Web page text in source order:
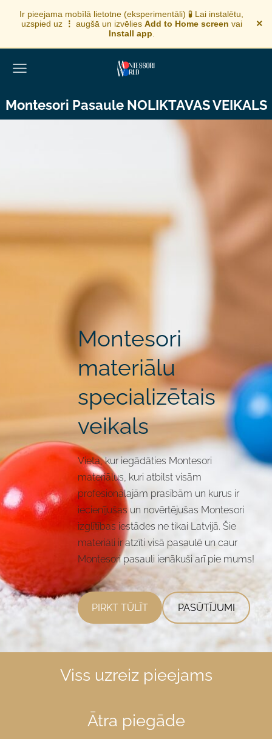
Ir pieejama mobīlā lietotne (eksperimentāli) 🧪 Lai instalētu,
uzspied uz
⋮ augšā un izvēlies Add to Home screen vai
Install app
×
Montesori Pasaule NOLIKTAVAS VEIKALS
Montesori
materiālu
specializētais
veikals
Vieta, kur iegādāties Montesori
materiālus, kuri atbilst visām
profesionālajām prasībām un kurus ir
iecienījušas un novērtējušas Montesori
izglītības iestādes ne tikai Latvijā. Šie
materiāli ir atzīti visā pasaulē un caur
Montesori pasauli ienākuši arī pie mums!
​PIRKT TŪLĪT​ ​PASŪTĪJUMI​
Viss uzreiz pieejams
Ātra piegāde